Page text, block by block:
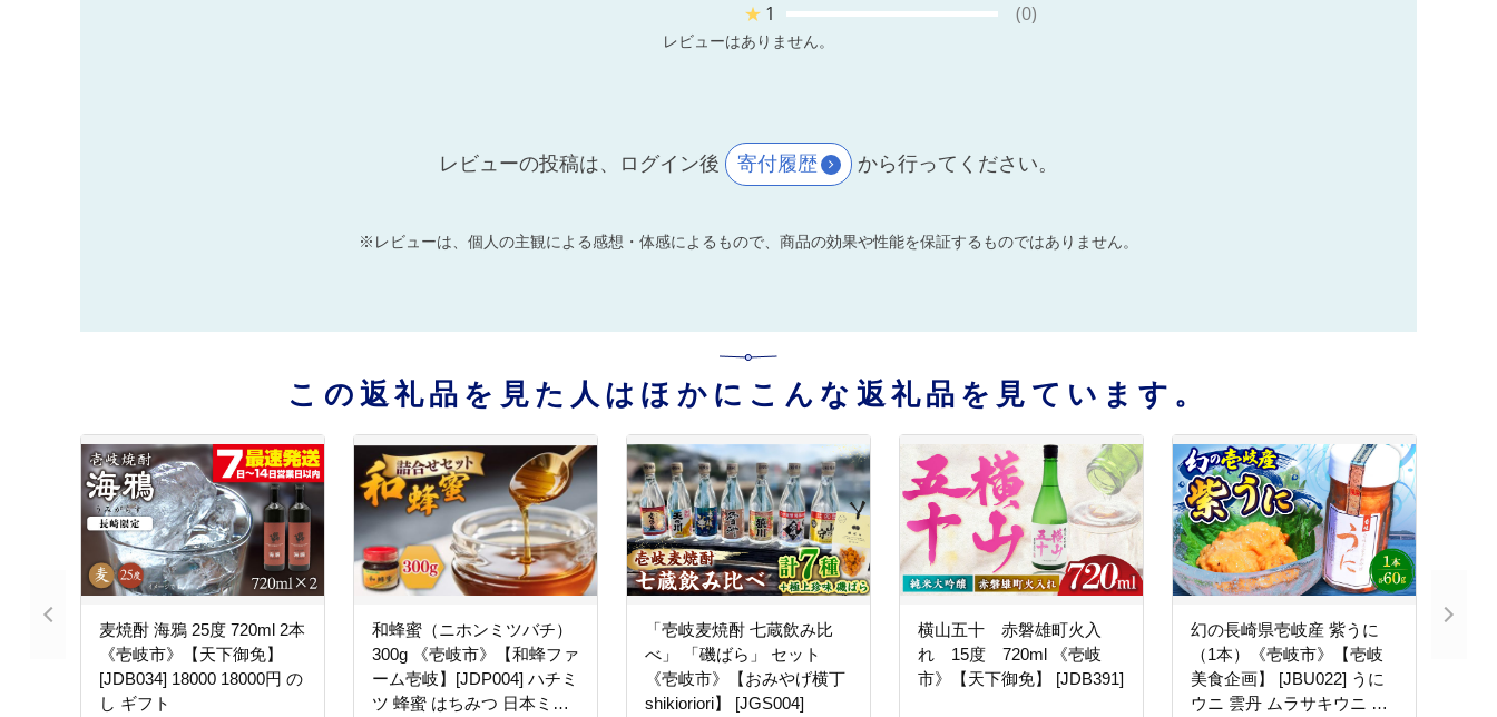
★ 1 (0)
レビューはありません。
レビューの投稿は、ログイン後 寄付履歴 から行ってください。
※レビューは、個人の主観による感想・体感によるもので、商品の効果や性能を保証するものではありません。
この返礼品を見た人はほかにこんな返礼品を見ています。
麦焼酎 海鴉 25度 720ml 2本
《壱岐市》【天下御免】
[JDB034] 18000 18000円 の
し ギフト
和蜂蜜（ニホンミツバチ）
300g 《壱岐市》【和蜂ファ
ーム壱岐】[JDP004] ハチミ
ツ 蜂蜜 はちみつ 日本ミツ
「壱岐麦焼酎 七蔵飲み比
べ」 「磯ばら」 セット
《壱岐市》【おみやげ横丁
shikioriori】 [JGS004]
横山五十 赤磐雄町火入
れ 15度 720ml 《壱岐
市》【天下御免】 [JDB391]
幻の長崎県壱岐産 紫うに
（1本）《壱岐市》【壱岐
美食企画】 [JBU022] うに
ウニ 雲丹 ムラサキウニ 紫